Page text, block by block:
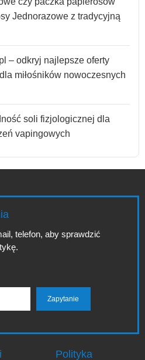
Jednorazowe z tradycyjną
– odkryj najlepsze oferty
miłośników nowoczesnych
soli fizjologicznej dla
vapingowych
telefon, aby sprawdzić
Polityka